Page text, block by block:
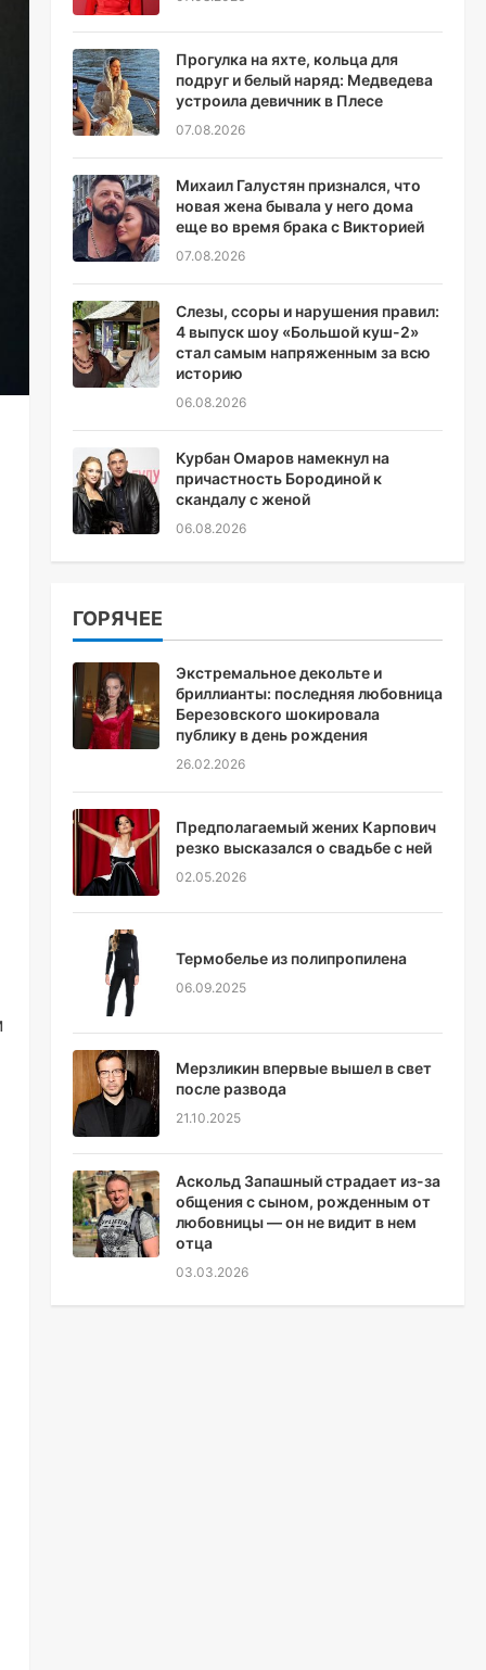
Прогулка на яхте, кольца для
подруг и белый наряд: Медведева
устроила девичник в Плесе
07.08.2026
Михаил Галустян признался, что
новая жена бывала у него дома
еще во время брака с Викторией
07.08.2026
Слезы, ссоры и нарушения правил:
4 выпуск шоу «Большой куш-2»
стал самым напряженным за всю
историю
06.08.2026
Курбан Омаров намекнул на
причастность Бородиной к
скандалу с женой
06.08.2026
ГОРЯЧЕЕ
Экстремальное декольте и
бриллианты: последняя любовница
Березовского шокировала
публику в день рождения
26.02.2026
Предполагаемый жених Карпович
резко высказался о свадьбе с ней
02.05.2026
Термобелье из полипропилена
06.09.2025
Мерзликин впервые вышел в свет
после развода
21.10.2025
Аскольд Запашный страдает из-за
общения с сыном, рожденным от
любовницы — он не видит в нем
отца
03.03.2026